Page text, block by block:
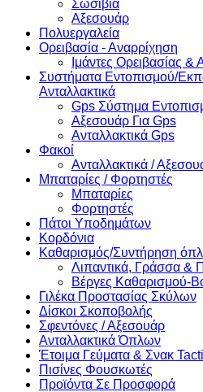
Σωσίβια
Αξεσουάρ
Πολυεργαλεία
Ορειβασία - Αναρρίχηση
Ιμάντες Ορειβασίας &
Συστήματα Εντοπισμού/
Ανταλλακτικά
Gps Σύστημα
Αξεσουάρ Για Gps
Ανταλλακτικά Gps
Φακοί
Ανταλλακτικά /
Μπαταρίες / Φορτηστές
Μπαταρίες
Φορτηστές
Πάτοι Υποδημάτων
Κορδόνια
Καθαρισμός/Συντήρηση
Λιπαντικά, Γράσσα &
Βέργες Καθαρισμού-
Γιλέκα Προστασίας Σκύλων
Δίσκοι Σκοποβολής
Σφεντόνες / Αξεσουάρ
Ανταλλακτικά Όπλων
Έτοιμα Γεύματα & Σνακ
Πισίνες Φουσκωτές
Προϊόντα Σε Προσφορά